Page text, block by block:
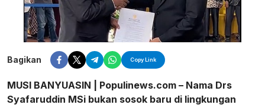
Bagikan Copy Link
MUSI BANYUASIN | Populinews.com – Nama Drs
Syafaruddin MSi bukan sosok baru di lingkungan